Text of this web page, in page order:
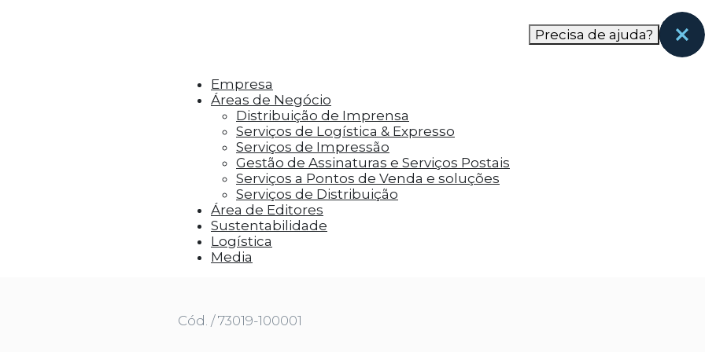
aos visitantes anúncios personalizados com base nas páginas que eles visitaram antes e analisar a
Precisa de ajuda?
Empresa
Áreas de Negócio
Distribuição de Imprensa
Serviços de Logística & Expresso
Serviços de Impressão
Gestão de Assinaturas e Serviços Postais
Serviços a Pontos de Venda e soluções
Serviços de Distribuição
Área de Editores
Sustentabilidade
Logística
Media
Cód. / 73019-100001